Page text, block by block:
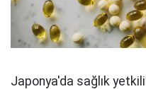
Japonya'da sağlık